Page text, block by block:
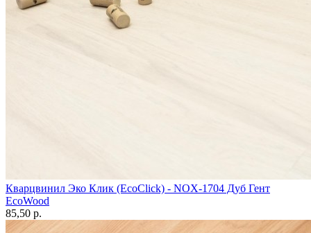
Кварцвинил Эко Клик (EcoClick) - NOX-1704 Дуб Гент
EcoWood
85,50 p.